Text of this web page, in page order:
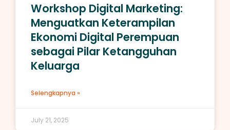
Workshop Digital Marketing:
Menguatkan Keterampilan
Ekonomi Digital Perempuan
sebagai Pilar Ketangguhan
Keluarga
Selengkapnya »
July 21, 2025